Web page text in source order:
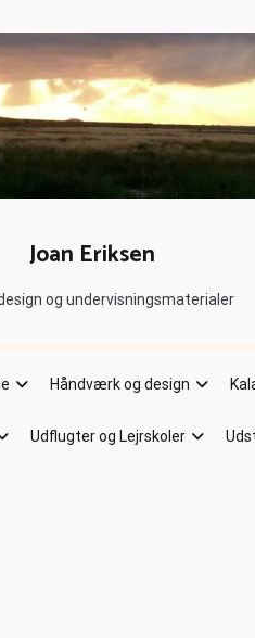
Joan Eriksen
og undervisningsmaterialer
Håndværk og design
Udflugter og Lejrskoler